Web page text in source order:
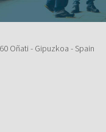
Oñati - Gipuzkoa - Spain